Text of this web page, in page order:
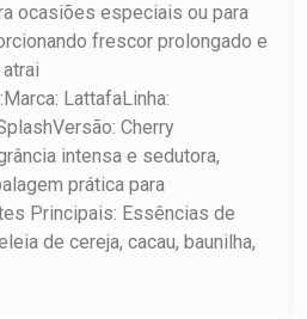
ocasiões especiais ou para
frescor prolongado e
LattafaLinha:
Cherry
intensa e sedutora,
prática para
Principais: Essências de
de cereja, cacau, baunilha,